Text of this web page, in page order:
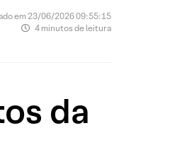
em 23/06/2026 09:55:15
4 minutos de leitura
da